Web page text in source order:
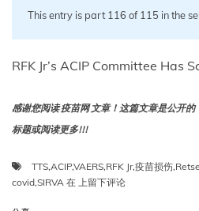
This entry is part 116 of 115 in the
RFK Jr’s ACIP Committee Has
感谢您阅读 疫苗网 文章！这篇文章是公开
标题或阅读更多!!!
TTS,ACIP,VAERS,RFK Jr,疫苗损伤,
covid,SIRVA 在 小
上留下评论